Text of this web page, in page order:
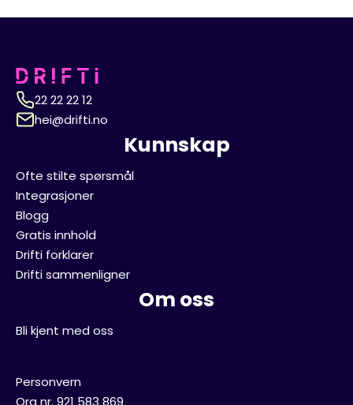
22 22 22 12
hei@drifti.no
Kunnskap
Ofte stilte spørsmål
Integrasjoner
Blogg
Gratis innhold
Drifti forklarer
Drifti sammenligner
Om oss
Bli kjent med oss
Personvern
Org nr. 921 583 869